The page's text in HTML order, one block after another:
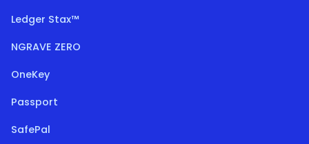
Ledger Stax™
NGRAVE ZERO
OneKey
Passport
SafePal